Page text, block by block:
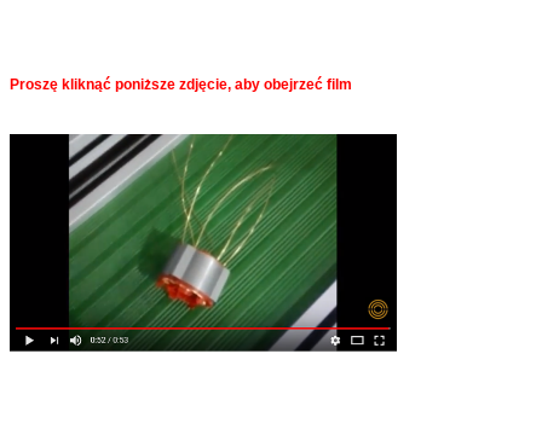
Proszę kliknąć poniższe zdjęcie, aby obejrzeć film